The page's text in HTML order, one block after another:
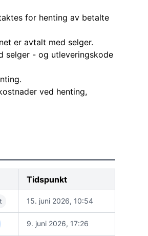
for henting av betalte
er avtalt med selger.
selger - og utleveringskode
ved henting,
Tidspunkt
15. juni 2026, 10:54
9. juni 2026, 17:26